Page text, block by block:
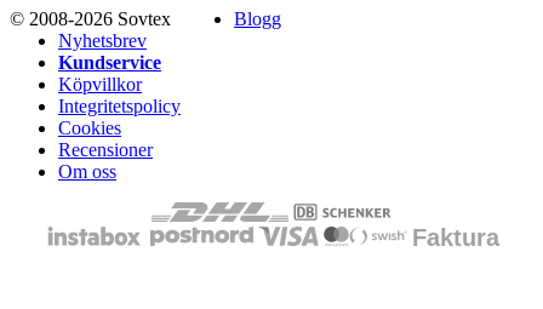
© 2008-2026 Sovtex
Blogg
Nyhetsbrev
Kundservice
Köpvillkor
Integritetspolicy
Cookies
Recensioner
Om oss